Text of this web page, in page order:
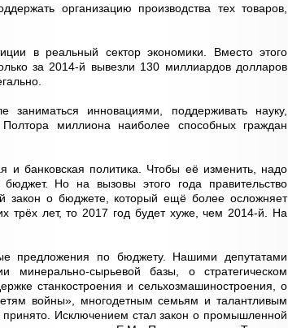
организацию производства тех товаров,
в реальный сектор экономики. Вместо этого
за 2014-й вывезли 130 миллиардов долларов
инновациями, поддерживать науку,
миллиона наиболее способных граждан
и банковская политика. Чтобы её изменить, надо
Но на вызовы этого года правительство
закон о бюджете, который ещё более осложняет
трёх лет, то 2017 год будет хуже, чем 2014-й. На
предложения по бюджету. Нашими депутатами
минерально-сырьевой базы, о стратегическом
станкостроения и сельхозмашиностроения, о
войны», многодетным семьям и талантливым
Исключением стал закон о промышленной